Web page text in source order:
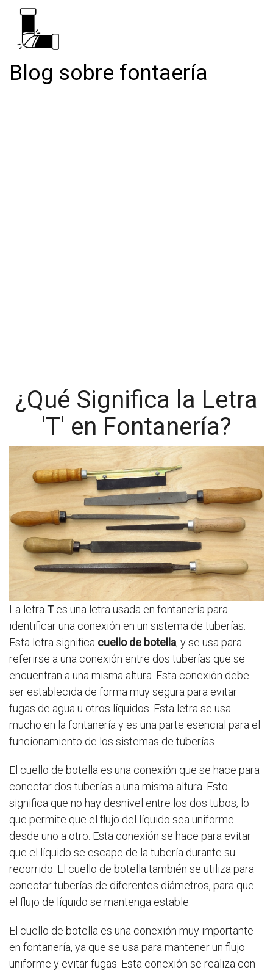
Blog sobre fontaería
¿Qué Significa la Letra
'T' en Fontanería?
La letraTes una letra usada en fontanería para
identificar una conexión en un sistema de tuberías.
Esta letra significa cuello de botella, y se usa para
referirse a una conexión entre dos tuberías que se
encuentran a una misma altura. Esta conexión debe
ser establecida de forma muy segura para evitar
fugas de agua u otros líquidos. Esta letra se usa
mucho en la fontanería y es una parte esencial para el
funcionamiento de los sistemas de tuberías.
El cuello de botella es una conexión que se hace para
conectar dos tuberías a una misma altura. Esto
significa que no hay desnivel entre los dos tubos, lo
que permite que el flujo del líquido sea uniforme
desde uno a otro. Esta conexión se hace para evitar
que el líquido se escape de la tubería durante su
recorrido. El cuello de botella también se utiliza para
conectar tuberías de diferentes diámetros, para que
el flujo de líquido se mantenga estable.
El cuello de botella es una conexión muy importante
en fontanería, ya que se usa para mantener un flujo
uniforme y evitar fugas. Esta conexión se realiza con